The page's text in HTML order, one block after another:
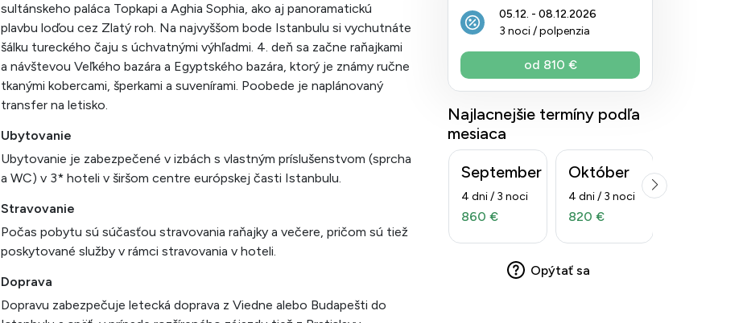
sultánskeho paláca Topkapi a Aghia Sophia, ako aj panoramatickú
plavbu loďou cez Zlatý roh. Na najvyššom bode Istanbulu si vychutnáte
šálku tureckého čaju s úchvatnými výhľadmi. 4. deň sa začne raňajkami
a návštevou Veľkého bazára a Egyptského bazára, ktorý je známy ručne
tkanými kobercami, šperkami a suvenírami. Poobede je naplánovaný
transfer na letisko.
Ubytovanie
Ubytovanie je zabezpečené v izbách s vlastným príslušenstvom (sprcha
a WC) v 3* hoteli v širšom centre európskej časti Istanbulu.
Stravovanie
Počas pobytu sú súčasťou stravovania raňajky a večere, pričom sú tiež
poskytované služby v rámci stravovania v hoteli.
Doprava
Dopravu zabezpečuje letecká doprava z Viedne alebo Budapešti do
05.12. - 08.12.2026
3 noci / polpenzia
od 810 €
Najlacnejšie termíny podľa
mesiaca
September
4 dni / 3 noci
860 €
Október
4 dni / 3 noci
820 €
Opýtať sa